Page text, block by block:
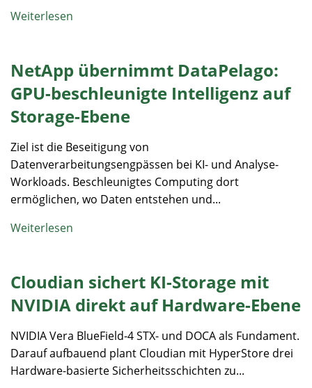
Weiterlesen
NetApp übernimmt DataPelago:
GPU-beschleunigte Intelligenz auf
Storage-Ebene
Ziel ist die Beseitigung von
Datenverarbeitungsengpässen bei KI- und Analyse-
Workloads. Beschleunigtes Computing dort
ermöglichen, wo Daten entstehen und...
Weiterlesen
Cloudian sichert KI-Storage mit
NVIDIA direkt auf Hardware-Ebene
NVIDIA Vera BlueField-4 STX- und DOCA als Fundament.
Darauf aufbauend plant Cloudian mit HyperStore drei
Hardware-basierte Sicherheitsschichten zu...